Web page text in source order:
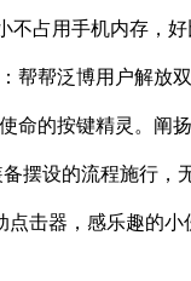
占用手机内存，
帮泛博用户解放
的按键精灵。阐
摆设的流程施行
击器，感乐趣的